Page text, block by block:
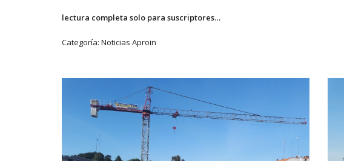
lectura completa solo para suscriptores…
Categoría: Noticias Aproin